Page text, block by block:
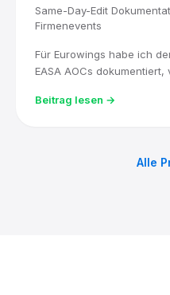
Same-Day-Edit
Firmenevents
Für Eurowings habe ich
EASA AOCs
Wasserfontäne, und den
Beitrag lesen →
Alle